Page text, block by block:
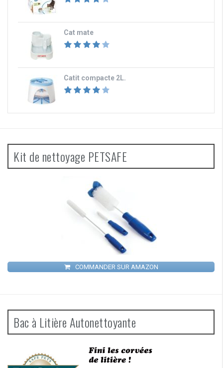
Cat mate
Catit compacte 2L.
Kit de nettoyage PETSAFE
COMMANDER SUR AMAZON
Bac à Litière Autonettoyante